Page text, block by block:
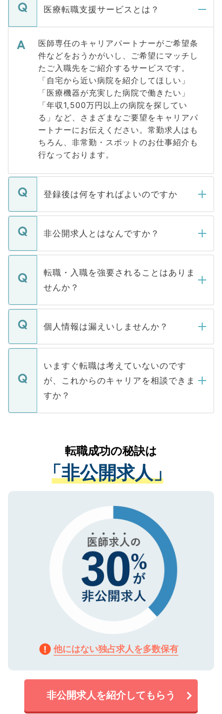
医療転職支援サービスとは？
医師専任のキャリアパートナーがご希望条
件などをおうかがいし、ご希望にマッチし
たご入職先をご紹介するサービスです。
「自宅から近い病院を紹介してほしい」
「医療機器が充実した病院で働きたい」
「年収1,500万円以上の病院を探してい
る」など、さまざまなご要望をキャリアパ
ートナーにお伝えください。常勤求人はも
ちろん、非常勤・スポットのお仕事紹介も
行なっております。
登録後は何をすればよいのですか
ご登録いただきましたら、弊社担当者がご
登録内容を確認し、その後メールもしくは
ます。通常、5営業日以内にはご連絡をせて
いただきますので、しばらくお待ちくださ
非公開求人とはなんですか？
マイナビDOCTORで取り扱っている求人の
うち約3割は、Webサイトからご覧いただ
けない「非公開求人」です。非公開求人は
下記の理由によって、一般には公開してい
ません。
■応募殺到を避けるため 人気のある医療機
関を公にしてしまうと、応募が殺到する場
に、医療機関が求める条件に合った人材の
みを人材紹介会社に依頼するケースが増え
ています。
転職・入職を強要されることはありま
せんか？
転職・入職を強要することは一切ありませ
ん。また、仮に応募先から内定をいただい
定を承諾する必要はありません。内定先へ
の辞退の連絡はキャリアパートナーが行い
個人情報は漏えいしませんか？
個人情報が漏えいすることはありませんの
で、ご安心ください。当サイトからの登録
などで収集したご登録者様の個人情報は、
ご本人のキャリアアップおよび転職活動の
支援を目的に使用いたします。お預かりし
ているすべての個人データはご本人の許可
は、個人情報の取り扱いについての厳密な
管理基準を満たした事業者のみに付与され
る、プライバシーマークを取得済みです。
で、機密保持に関してもご安心ください。
いますぐ転職は考えていないのです
が、これからのキャリアを相談できま
すか？
かがいして、現在の医療機関の状況や紹介
経験をまじえながら、適切なアドバイスを
させていただきます。すぐにご転職をされ
ない方には、長期的なサポートが可能です
ので、まずはご登録ください。
転職成功の秘訣は
「非公開求人」
他にはない独占求人を多数保有
非公開求人を紹介してもらう